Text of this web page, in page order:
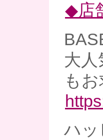
◆店
大
も
ハッ